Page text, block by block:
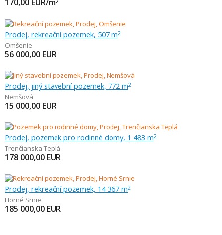
170,00 EUR/m
Prodej, rekreační pozemek, 507 m2
Omšenie
56 000,00 EUR
Prodej, jiný stavební pozemek, 772 m2
Nemšová
15 000,00 EUR
Prodej, pozemek pro rodinné domy, 1 483 m2
Trenčianska Teplá
178 000,00 EUR
Prodej, rekreační pozemek, 14 367 m2
Horné Srnie
185 000,00 EUR